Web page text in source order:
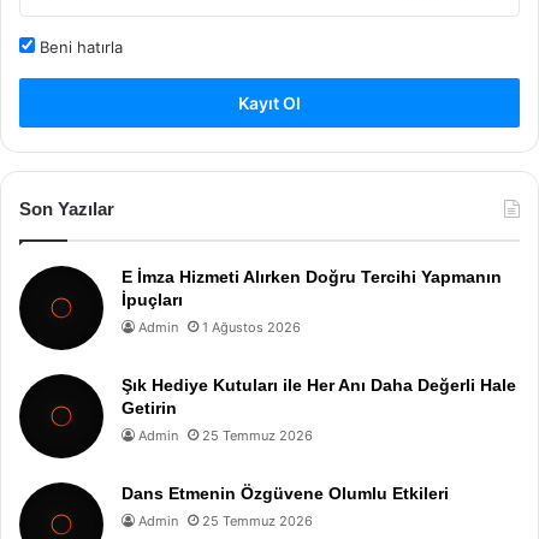
Beni hatırla
Kayıt Ol
Son Yazılar
E İmza Hizmeti Alırken Doğru Tercihi Yapmanın
İpuçları
Admin 1 Ağustos 2026
Şık Hediye Kutuları ile Her Anı Daha Değerli Hale
Getirin
Admin 25 Temmuz 2026
Dans Etmenin Özgüvene Olumlu Etkileri
Admin 25 Temmuz 2026